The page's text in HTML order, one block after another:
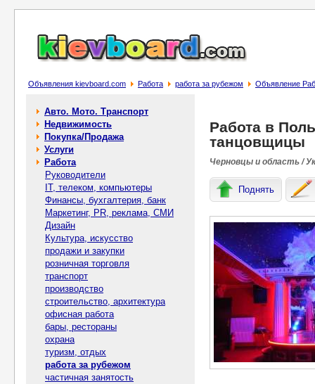
Объявления kievboard.com Работа работа за рубежом Объявление
Авто. Мото. Транспорт
Недвижимость
Покупка/Продажа
Услуги
Работа
Руководители
IT, телеком, компьютеры
Финансы, бухгалтерия, банк
Маркетинг, PR, реклама, СМИ
Дизайн
Культура, искусство
продажи и закупки
розничная торговля
транспорт
производство
строительство, архитектура
офисная работа
бары, рестораны
охрана
туризм, отдых
работа за рубежом
частичная занятость
Работа в
танцовщицы
Черновцы и область /
Поднять